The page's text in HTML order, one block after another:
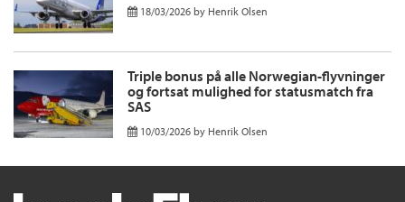
18/03/2026 by Henrik Olsen
Triple bonus på alle Norwegian-flyvninger
og fortsat mulighed for statusmatch fra
SAS
10/03/2026 by Henrik Olsen